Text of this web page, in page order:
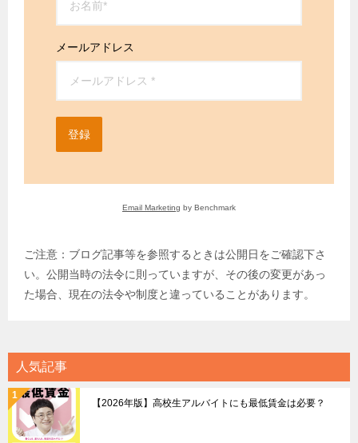
メールアドレス
登録
Email Marketing by Benchmark
ご注意：ブログ記事等を参照するときは公開日をご確認下さ
い。公開当時の法令に則っていますが、その後の変更があっ
た場合、現在の法令や制度と違っていることがあります。
人気記事
【2026年版】高校生アルバイトにも最低賃金は必要？